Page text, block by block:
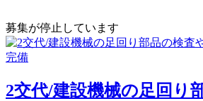
募集が停止しています
2交代/建設機械の足回り